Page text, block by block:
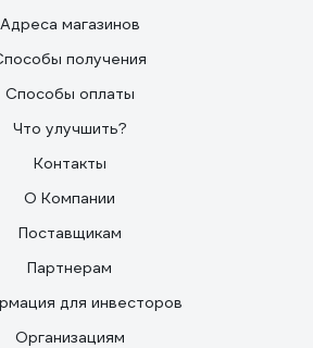
Адреса магазинов
получения
Способы оплаты
Что улучшить?
Контакты
О Компании
Поставщикам
Партнерам
для инвесторов
Организациям